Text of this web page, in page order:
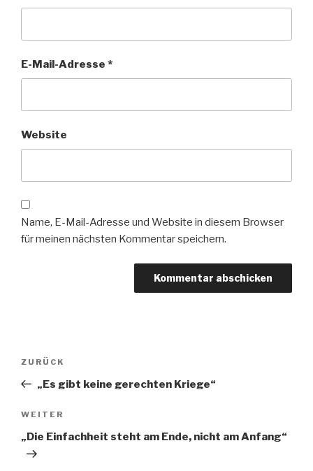
E-Mail-Adresse *
Website
Name, E-Mail-Adresse und Website in diesem Browser
für meinen nächsten Kommentar speichern.
Beitragsnavigation
Vorheriger
Beitrag
ZURÜCK
„Es gibt keine gerechten Kriege“
Nächster
Beitrag
WEITER
„Die Einfachheit steht am Ende, nicht am Anfang“